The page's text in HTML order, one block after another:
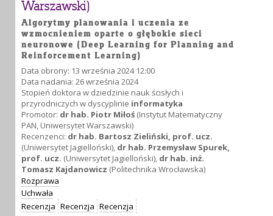
Warszawski)
Algorytmy planowania i uczenia ze
wzmocnieniem oparte o głębokie sieci
neuronowe (Deep Learning for Planning and
Reinforcement Learning)
Data obrony: 13 września 2024 12:00
Data nadania: 26 września 2024
Stopień doktora w dziedzinie nauk ścisłych i
przyrodniczych w dyscyplinie informatyka
Promotor: dr hab. Piotr Miłoś (Instytut Matematyczny
PAN, Uniwersytet Warszawski)
Recenzenci: dr hab. Bartosz Zieliński, prof. ucz.
(Uniwersytet Jagielloński), dr hab. Przemysław Spurek,
prof. ucz. (Uniwersytet Jagielloński), dr hab. inż.
Tomasz Kajdanowicz (Politechnika Wrocławska)
Rozprawa
Uchwała
Recenzja Recenzja Recenzja